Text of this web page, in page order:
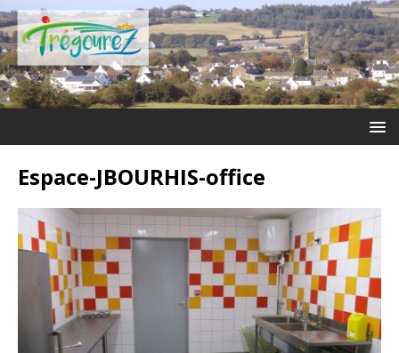
Espace-JBOURHIS-office